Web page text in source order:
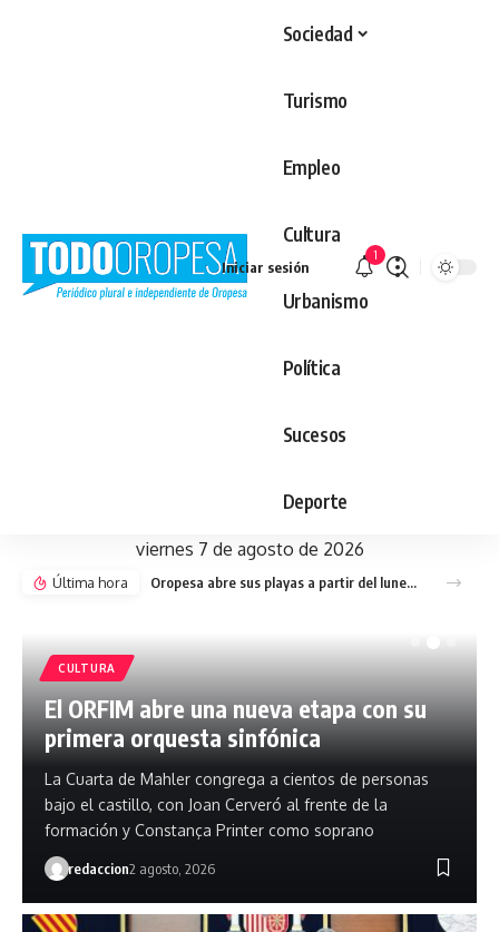
Sociedad
Turismo
Empleo
Cultura
Urbanismo
Política
Sucesos
Deporte
Iniciar sesión
1
viernes 7 de agosto de 2026
Última hora Oropesa abre sus playas a partir del lunes con una ‘app’ para consultar el aforo
CULTURA
El ORFIM abre una nueva etapa con su
primera orquesta sinfónica
La Cuarta de Mahler congrega a cientos de personas
bajo el castillo, con Joan Cerveró al frente de la
formación y Constança Printer como soprano
redaccion2 agosto, 2026